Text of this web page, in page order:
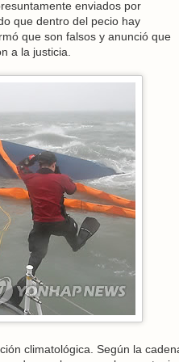
enviados por
que dentro del pecio hay
que son falsos y anunció que
a la justicia.
climatológica. Según la